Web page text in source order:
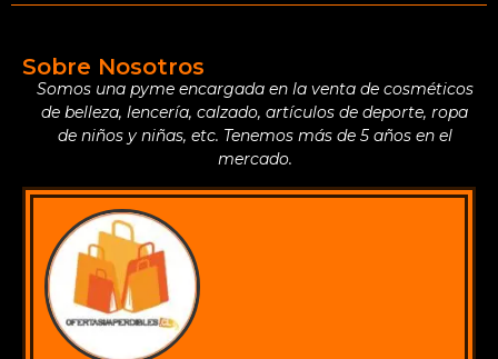
Sobre Nosotros
Somos una pyme encargada en la venta de cosméticos
de belleza, lencería, calzado, artículos de deporte, ropa
de niños y niñas, etc. Tenemos más de 5 años en el
mercado.